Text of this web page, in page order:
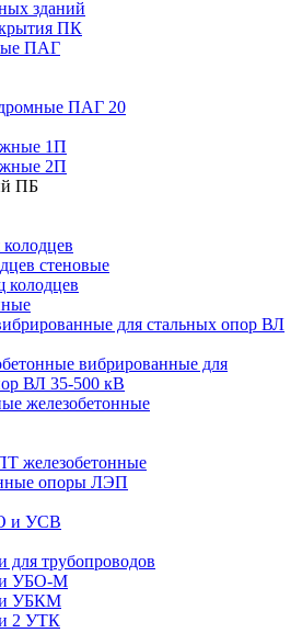
зданий
ПК
ПАГ
ПАГ 20
1П
2П
ПБ
стеновые
для стальных опор ВЛ
вибрированные для
ВЛ 35-500 кВ
железобетонные
железобетонные
опоры ЛЭП
и УСВ
для трубопроводов
УБО-М
УБКМ
2 УТК